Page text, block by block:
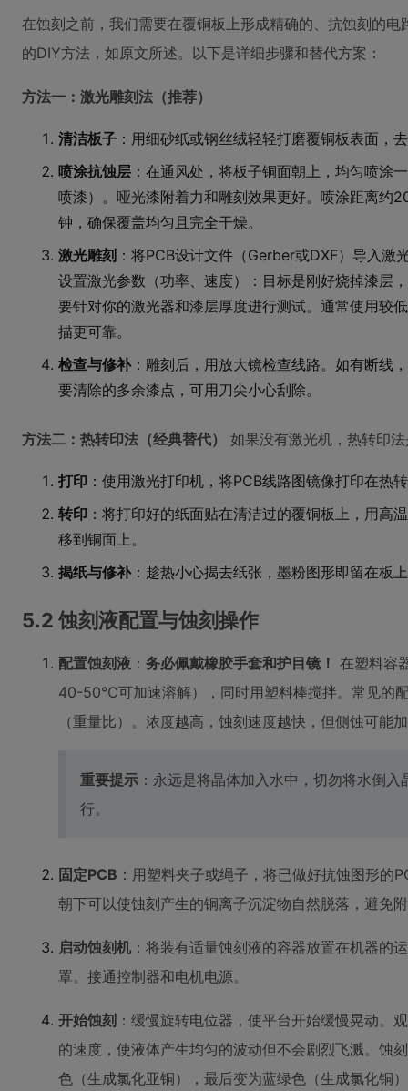
在蚀刻之前，我们需要在覆铜板上形成精确的、抗蚀刻的
的DIY方法，如原文所述。以下是详细步骤和替代方案：
方法一：激光雕刻法（推荐）
清洁板子 ：用细砂纸或钢丝绒轻轻打磨覆铜板表面，
喷涂抗蚀层 ：在通风处，将板子铜面朝上，均匀喷涂
喷漆）。哑光漆附着力和雕刻效果更好。喷涂距离约
钟，确保覆盖均匀且完全干燥。
激光雕刻 ：将PCB设计文件（Gerber或DXF）导入
设置激光参数（功率、速度）：目标是刚好烧掉漆层
要针对你的激光器和漆层厚度进行测试。通常使用较
描更可靠。
检查与修补：雕刻后，用放大镜检查线路。如有断线
要清除的多余漆点，可用刀尖小心刮除。
方法二：热转印法（经典替代） 如果没有激光机，热转印
打印 ：使用激光打印机，将PCB线路图镜像打印在热
转印 ：将打印好的纸面贴在清洁过的覆铜板上，用高
移到铜面上。
揭纸与修补：趁热小心揭去纸张，墨粉图形即留在板
5.2 蚀刻液配置与蚀刻操作
配置蚀刻液 ： 务必佩戴橡胶手套和护目镜！ 在塑料容
40-50℃可加速溶解），同时用塑料棒搅拌。常见的
（重量比）。浓度越高，蚀刻速度越快，但侧蚀可能
重要提示 ：永远是将晶体加入水中，切勿将水倒
行。
固定PCB ：用塑料夹子或绳子，将已做好抗蚀图形的
朝下可以使蚀刻产生的铜离子沉淀物自然脱落，避免
启动蚀刻机 ：将装有适量蚀刻液的容器放置在机器的
罩。接通控制器和电机电源。
开始蚀刻 ：缓慢旋转电位器，使平台开始缓慢晃动。
的速度，使液体产生均匀的波动但不会剧烈飞溅。蚀
色（生成氯化亚铜），最后变为蓝绿色（生成氯化铜